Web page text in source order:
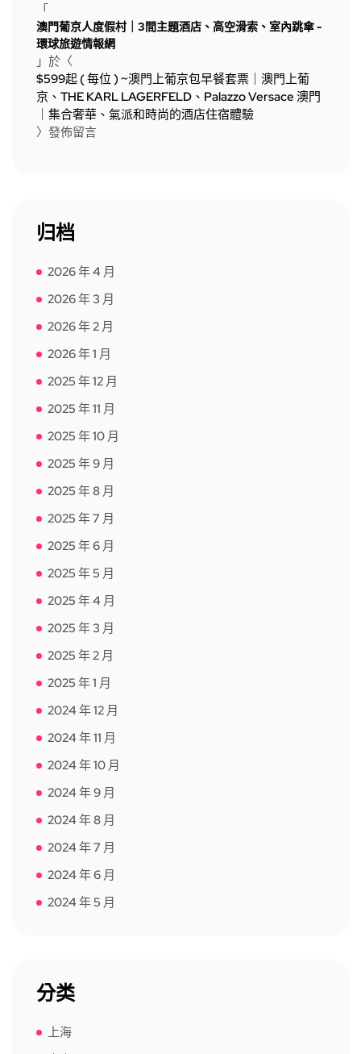
「
澳門葡京人度假村｜3間主題酒店、高空滑索、室內跳傘 -
環球旅遊情報網
」於〈
$599起 ( 每位 ) ~澳門上葡京包早餐套票｜澳門上葡
京、THE KARL LAGERFELD、Palazzo Versace 澳門
｜集合奢華、氣派和時尚的酒店住宿體驗
〉發佈留言
归档
2026 年 4 月
2026 年 3 月
2026 年 2 月
2026 年 1 月
2025 年 12 月
2025 年 11 月
2025 年 10 月
2025 年 9 月
2025 年 8 月
2025 年 7 月
2025 年 6 月
2025 年 5 月
2025 年 4 月
2025 年 3 月
2025 年 2 月
2025 年 1 月
2024 年 12 月
2024 年 11 月
2024 年 10 月
2024 年 9 月
2024 年 8 月
2024 年 7 月
2024 年 6 月
2024 年 5 月
分类
上海